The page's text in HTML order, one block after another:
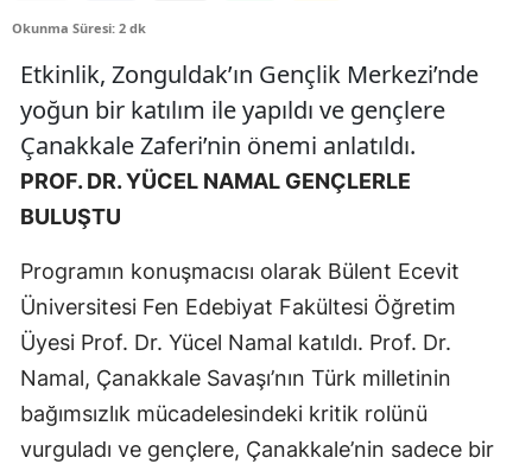
Okunma Süresi: 2 dk
Etkinlik, Zonguldak’ın Gençlik Merkezi’nde
yoğun bir katılım ile yapıldı ve gençlere
Çanakkale Zaferi’nin önemi anlatıldı.
PROF. DR. YÜCEL NAMAL GENÇLERLE
BULUŞTU
Programın konuşmacısı olarak Bülent Ecevit
Üniversitesi Fen Edebiyat Fakültesi Öğretim
Üyesi Prof. Dr. Yücel Namal katıldı. Prof. Dr.
Namal, Çanakkale Savaşı’nın Türk milletinin
bağımsızlık mücadelesindeki kritik rolünü
vurguladı ve gençlere, Çanakkale’nin sadece bir